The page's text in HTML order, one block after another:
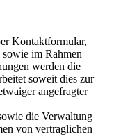
Kontaktformular,
im Rahmen
werden die
soweit dies zur
angefragter
die Verwaltung
von vertraglichen